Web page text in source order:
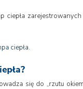
ciepła
ciepła.
się do „rzutu